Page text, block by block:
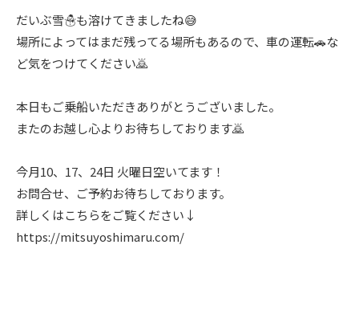
だいぶ雪☃️も溶けてきましたね😅
場所によってはまだ残ってる場所もあるので、車の運転🚗な
ど気をつけてください🙇
本日もご乗船いただきありがとうございました。
またのお越し心よりお待ちしております🙇
今月10、17、24日 火曜日空いてます！
お問合せ、ご予約お待ちしております。
詳しくはこちらをご覧ください↓
https://mitsuyoshimaru.com/